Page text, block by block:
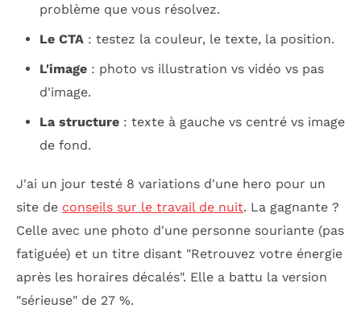
problème que vous résolvez.
Le CTA: testez la couleur, le texte, la position.
L'image: photo vs illustration vs vidéo vs pas
d'image.
La structure: texte à gauche vs centré vs image
de fond.
J'ai un jour testé 8 variations d'une hero pour un
site de conseils sur le travail de nuit. La gagnante ?
Celle avec une photo d'une personne souriante (pas
fatiguée) et un titre disant "Retrouvez votre énergie
après les horaires décalés". Elle a battu la version
"sérieuse" de 27 %.